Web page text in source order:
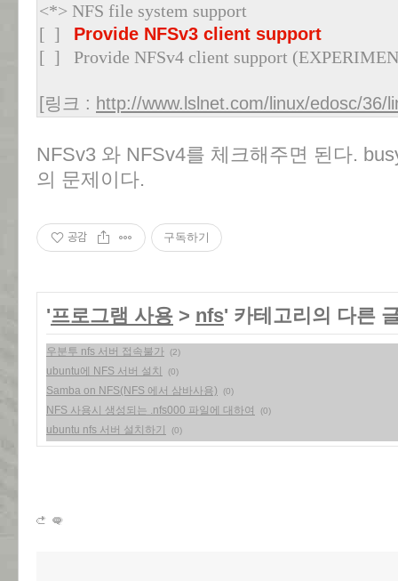
<*> NFS file system support
[ ] Provide NFSv3 client support
[ ] Provide NFSv4 client support
[링크 : http://www.lslnet.com/linux/edosc/36/
NFSv3 와 NFSv4를 체크해주면 된다.
의 문제이다.
공감 구독하기
'프로그램 사용 > nfs' 카테고리의 다른
우분투 nfs 서버 접속불가 (2)
ubuntu에 NFS 서버 설치 (0)
Samba on NFS(NFS 에서 삼바사용) (0)
NFS 사용시 생성되는 .nfs000 파일에 대하여 (0)
ubuntu nfs 서버 설치하기 (0)